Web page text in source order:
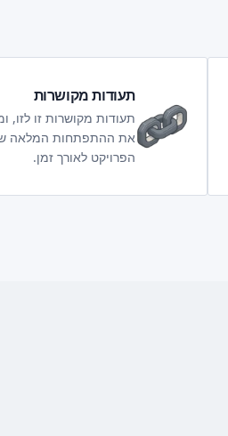
תעודות מקושרות
תעודות מקושרות זו לזו,
את ההתפתחות המלאה
הפרויקט לאורך זמן.